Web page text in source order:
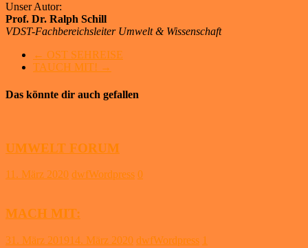
Unser Autor:
Prof. Dr. Ralph Schill
VDST-Fachbereichsleiter Umwelt & Wissenschaft
← OST SEHREISE
TAUCH MIT! →
Das könnte dir auch gefallen
UMWELT FORUM
11. März 2020 dwfWordpress 0
MACH MIT:
31. März 201914. März 2020 dwfWordpress 1